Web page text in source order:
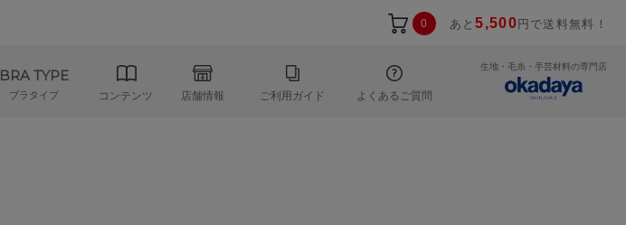
0 あと5,500 円で送料無料！
BRA TYPE
ブラタイプ コンテンツ 店舗情報 ご利用ガイド よくあるご質問
生地・毛糸・手芸材料の専門店